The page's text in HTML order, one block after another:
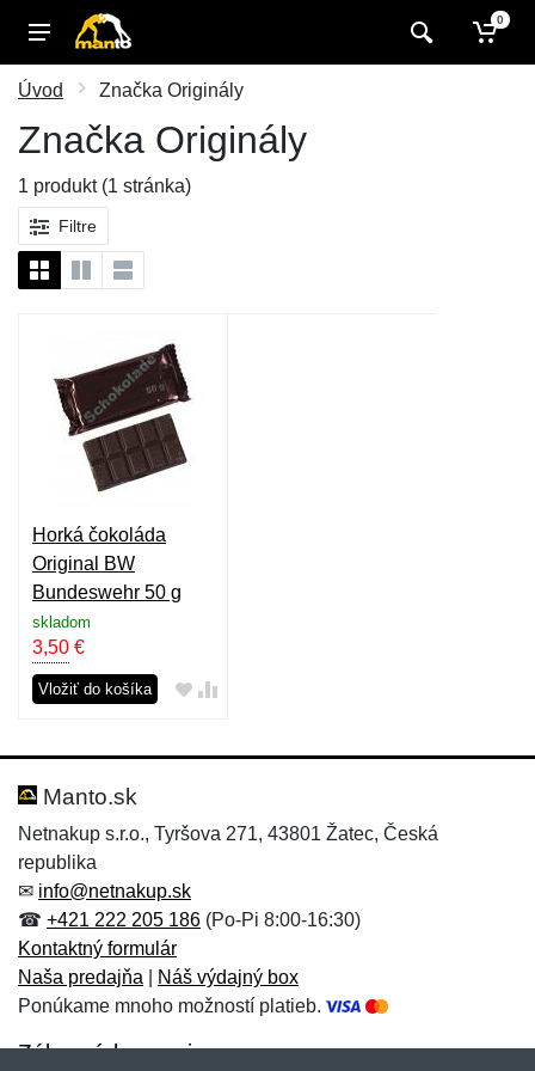
0
Úvod Značka Originály
Značka Originály
1 produkt (1 stránka)
Filtre
Horká čokoláda
Original BW
Bundeswehr 50 g
skladom
3,50 €
Vložiť do košíka
Manto.sk
Netnakup s.r.o., Tyršova 271, 43801 Žatec, Česká
republika
✉ info@netnakup.sk
☎ +421 222 205 186 (Po-Pi 8:00-16:30)
Kontaktný formulár
Naša predajňa
Náš výdajný box
Ponúkame mnoho možností platieb.
Zákaznícky servis